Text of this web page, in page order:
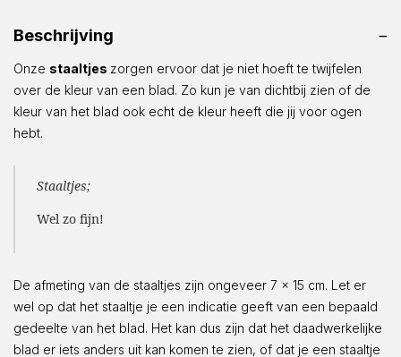
Beschrijving
Onze staaltjes zorgen ervoor dat je niet hoeft te twijfelen
over de kleur van een blad. Zo kun je van dichtbij zien of de
kleur van het blad ook echt de kleur heeft die jij voor ogen
hebt.
Staaltjes;
Wel zo fijn!
De afmeting van de staaltjes zijn ongeveer 7 x 15 cm. Let er
wel op dat het staaltje je een indicatie geeft van een bepaald
gedeelte van het blad. Het kan dus zijn dat het daadwerkelijke
blad er iets anders uit kan komen te zien, of dat je een staaltje